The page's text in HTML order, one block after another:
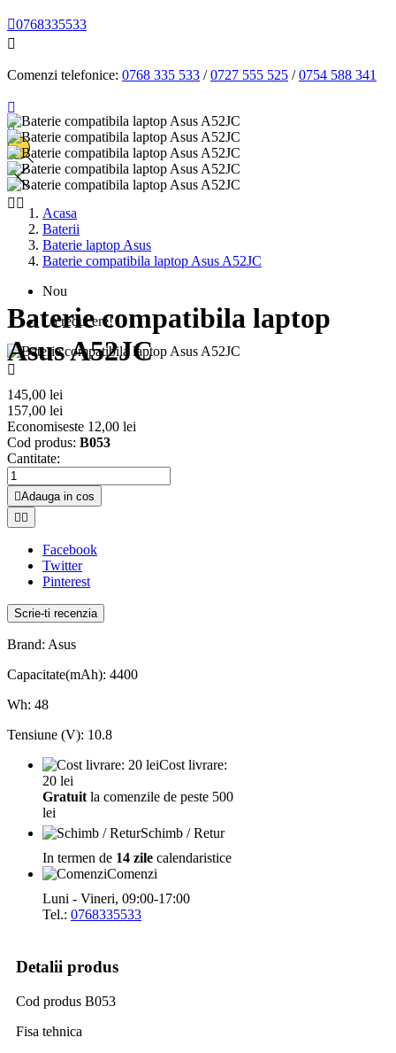
0768335533

Comenzi telefonice: 0768 335 533 /0727 555 525 /0754 588 341


Acasa
Baterii
Baterie laptop Asus
Baterie compatibila laptop Asus A52JC
Nou
La reducere!

 
Baterie compatibila laptop
Asus A52JC
145,00 lei
157,00 lei
Economiseste 12,00 lei
Cod produs: B053
Cantitate:
Adauga in cos

Facebook
Twitter
Pinterest
Scrie-ti recenzia
Brand: Asus
Capacitate(mAh): 4400
Wh: 48
Tensiune (V): 10.8
Cost livrare:
20 lei
Gratuit la comenzile de peste 500
lei
Schimb / Retur
In termen de 14 zile calendaristice
Comenzi
Luni - Vineri, 09:00-17:00
Tel.: 0768335533
Detalii produs
Cod produs B053
Fisa tehnica